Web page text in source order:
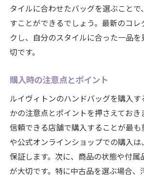
タイルに合わせたバッグを選ぶことで
すことができるでしょう。最新のコレ
クし、自分のスタイルに合った一品
切です。
購入時の注意点とポイント
ルイヴィトンのハンドバッグを購入
かの注意点とポイントを押さえておき
信頼できる店舗で購入することが最も
や公式オンラインショップでの購入は
保証します。次に、商品の状態や付属
が大切です。特に中古品を選ぶ場合、